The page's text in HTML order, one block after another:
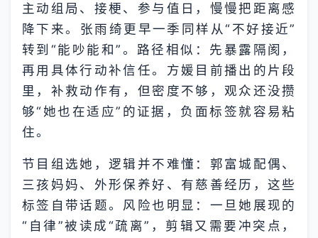
主动组局、接梗、参与值日，慢慢把距离感
降下来。张雨绮更早一季同样从“不好接近”
转到“能吵能和”。路径相似：先暴露隔阂，
再用具体行动补信任。方媛目前播出的片段
里，补救动作有，但密度不够，观众还没攒
够“她也在适应”的证据，负面标签就容易粘
住。
节目组选她，逻辑并不难懂：郭富城配偶、
三孩妈妈、外形保养好、有慈善经历，这些
标签自带话题。风险也明显：一旦她展现的
“自律”被读成“疏离”，剪辑又需要冲突点，